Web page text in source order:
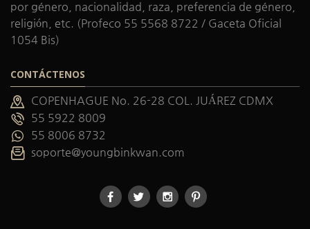
por género, nacionalidad, raza, preferencia de género,
religión, etc. (Profeco 55 5568 8722 / Gaceta Oficial
1054 Bis)
CONTÁCTENOS
COPENHAGUE No. 26-28 COL. JUÁREZ CDMX
55 5922 8009
55 8006 8732
soporte@youngbinkwan.com